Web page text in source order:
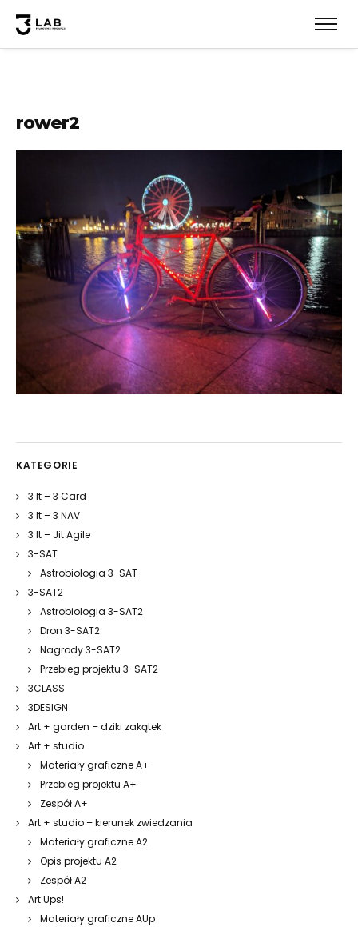
rower2
KATEGORIE
3 It – 3 Card
3 It – 3 NAV
3 It – Jit Agile
3-SAT
Astrobiologia 3-SAT
3-SAT2
Astrobiologia 3-SAT2
Dron 3-SAT2
Nagrody 3-SAT2
Przebieg projektu 3-SAT2
3CLASS
3DESIGN
Art + garden – dziki zakątek
Art + studio
Materiały graficzne A+
Przebieg projektu A+
Zespół A+
Art + studio – kierunek zwiedzania
Materiały graficzne A2
Opis projektu A2
Zespół A2
Art Ups!
Materiały graficzne AUp